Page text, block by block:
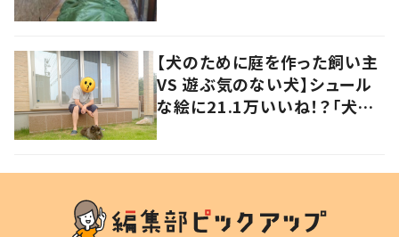
【犬のために庭を作った飼い主
VS 遊ぶ気のない犬】シュール
な絵に21.1万いいね！？「犬の